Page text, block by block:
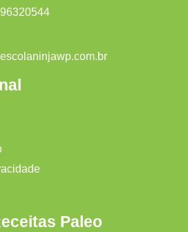
Paleo